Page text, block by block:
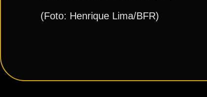
(Foto: Henrique Lima/BFR)